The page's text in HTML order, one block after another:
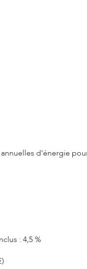
d'énergie
: 4,5 %